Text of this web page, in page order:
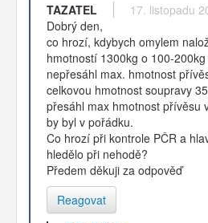
TAZATEL
17. listopadu
Dobrý den,
co hrozí, kdybych omylem
hmotností 1300kg o 100-
nepřesáhl max. hmotnost
celkovou hmotnost soupravy
přesáhl max hmotnost přívěsu
by byl v pořádku.
Co hrozí při kontrole PČR a
hledělo při nehodě?
Předem děkuji za odpověď
Reagovat